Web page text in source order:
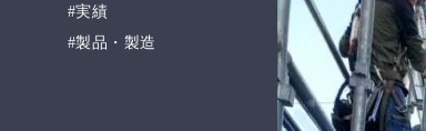
実績
製品・製造